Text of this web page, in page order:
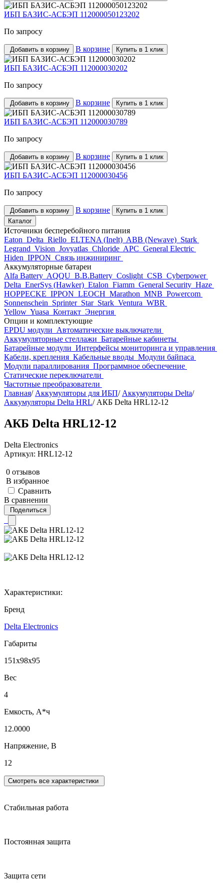
ИБП БАЗИС-АСБЭП 112000050123202
По запросу
Добавить в корзину В корзине Купить в 1 клик
ИБП БАЗИС-АСБЭП 112000030202
По запросу
Добавить в корзину В корзине Купить в 1 клик
ИБП БАЗИС-АСБЭП 112000030789
По запросу
Добавить в корзину В корзине Купить в 1 клик
ИБП БАЗИС-АСБЭП 112000030456
По запросу
Добавить в корзину В корзине
Купить в 1 клик
Каталог
Источники бесперебойного питания
Eaton Delta Riello ELTENA (Inelt) ABB (Newave) Stark
Legrand Vision Jovyatlas Chloride APC General Electric
Hiden IPPON Связь инжиниринг
Аккумуляторные батареи
Alfa Battery AQQU B.B.Battery Coslight CSB Cyberpower
Delta EnerSys (Hawker) Etalon Fiamm General Security Haze
HOPPECKE IPPON LEOCH Marathon MNB Powercom
Sonnenschein Sprinter Star Stark Ventura WBR
Yellow Yuasa Контакт Энергия
Опции и комплектующие
EPDU модули Автоматические выключатели
Аккумуляторные стеллажи Батарейные кабинеты
Батарейные модули Интерфейсы мониторинга и управления
Кабели, крепления Кабельные вводы Модули байпаса
Модули параллирования Программное обеспечение
Статические переключатели
Частотные преобразователи
Главная/ Аккумуляторы для ИБП/ Аккумуляторы Delta/
Аккумуляторы Delta HRL/ АКБ Delta HRL12-12
АКБ Delta HRL12-12
Delta Electronics
Артикул: HRL12-12
0 отзывов
В избранное
Сравнить
В сравнении
Поделиться
Характеристики:
Бренд
Delta Electronics
Габариты
151x98x95
Вес
4
Емкость, А*ч
12.0000
Напряжение, В
12
Смотреть все характеристики
Стабильная работа
Постоянная защита
Защита сети